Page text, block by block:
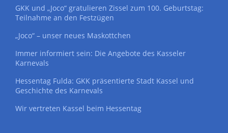
GKK und „Joco“ gratulieren Zissel zum 100. Geburtstag:
Teilnahme an den Festzügen
„Joco“ – unser neues Maskottchen
Immer informiert sein: Die Angebote des Kasseler
Karnevals
Hessentag Fulda: GKK präsentierte Stadt Kassel und
Geschichte des Karnevals
Wir vertreten Kassel beim Hessentag